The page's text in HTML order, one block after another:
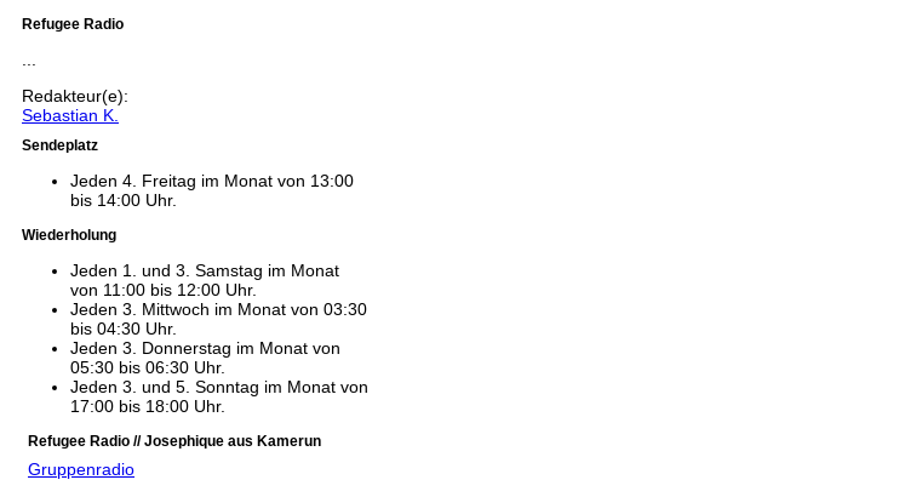
Refugee Radio
Redakteur(e):
Sebastian K.
Sendeplatz
Jeden 4. Freitag im Monat von 13:00
bis 14:00 Uhr.
Wiederholung
Jeden 1. und 3. Samstag im Monat
von 11:00 bis 12:00 Uhr.
Jeden 3. Mittwoch im Monat von 03:30
bis 04:30 Uhr.
Jeden 3. Donnerstag im Monat von
05:30 bis 06:30 Uhr.
Jeden 3. und 5. Sonntag im Monat von
17:00 bis 18:00 Uhr.
Refugee Radio // Josephique aus Kamerun
Gruppenradio